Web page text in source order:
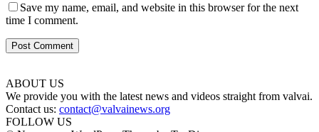
Save my name, email, and website in this browser for the next
time I comment.
ABOUT US
We provide you with the latest news and videos straight from valvai.
Contact us: contact@valvainews.org
FOLLOW US